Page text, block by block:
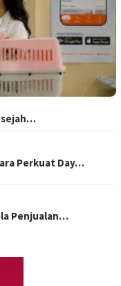
Perkuat Day…
Penjualan…